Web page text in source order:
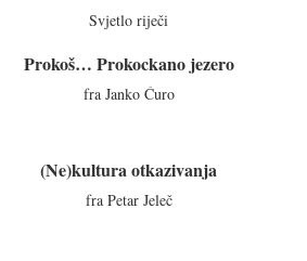
Svjetlo riječi
Prokoš… Prokockano jezero
fra Janko Ćuro
(Ne)kultura otkazivanja
fra Petar Jeleč